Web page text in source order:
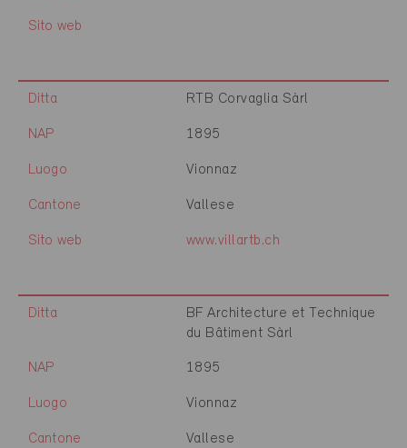
Sito web
Ditta RTB Corvaglia Sàrl
NAP 1895
Luogo Vionnaz
Cantone Vallese
Sito web www.villartb.ch
Ditta
BF Architecture et Technique
du Bâtiment Sàrl
NAP 1895
Luogo Vionnaz
Cantone Vallese